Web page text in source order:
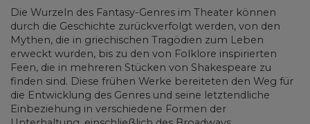
Die Wurzeln des Fantasy-Genres im Theater können
durch die Geschichte zurückverfolgt werden, von den
Mythen, die in griechischen Tragödien zum Leben
erweckt wurden, bis zu den von Folklore inspirierten
Feen, die in mehreren Stücken von Shakespeare zu
finden sind. Diese frühen Werke bereiteten den Weg für
die Entwicklung des Genres und seine letztendliche
Einbeziehung in verschiedene Formen der